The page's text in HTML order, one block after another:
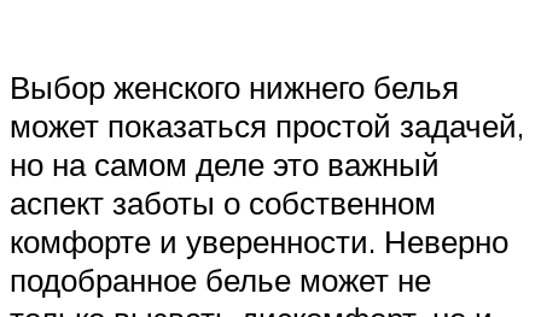
Выбор женского нижнего белья
может показаться простой задачей,
но на самом деле это важный
аспект заботы о собственном
комфорте и уверенности. Неверно
подобранное белье может не